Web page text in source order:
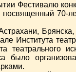
Фестивалю
посвященный 70-
Института
театрального
было